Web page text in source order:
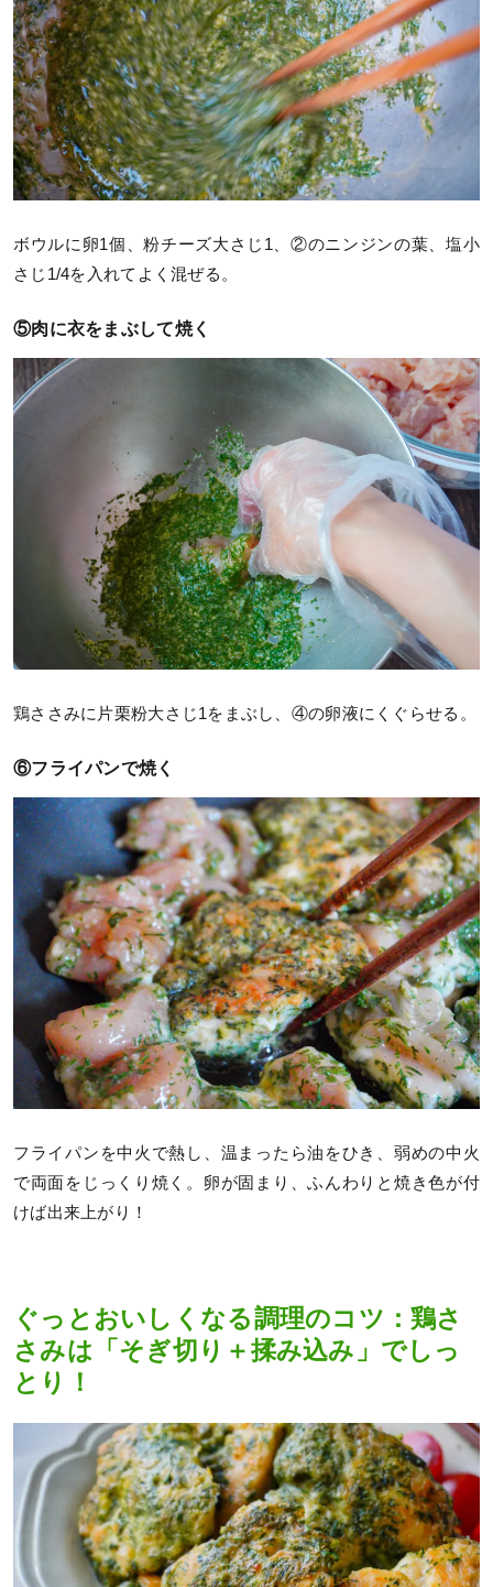
ボウルに卵1個、粉チーズ大さじ1、②のニンジンの葉、塩小
さじ1/4を入れてよく混ぜる。
⑤肉に衣をまぶして焼く
鶏ささみに片栗粉大さじ1をまぶし、④の卵液にくぐらせる。
⑥フライパンで焼く
フライパンを中火で熱し、温まったら油をひき、弱めの中火
で両面をじっくり焼く。卵が固まり、ふんわりと焼き色が付
けば出来上がり！
ぐっとおいしくなる調理のコツ：鶏さ
さみは「そぎ切り＋揉み込み」でしっ
とり！